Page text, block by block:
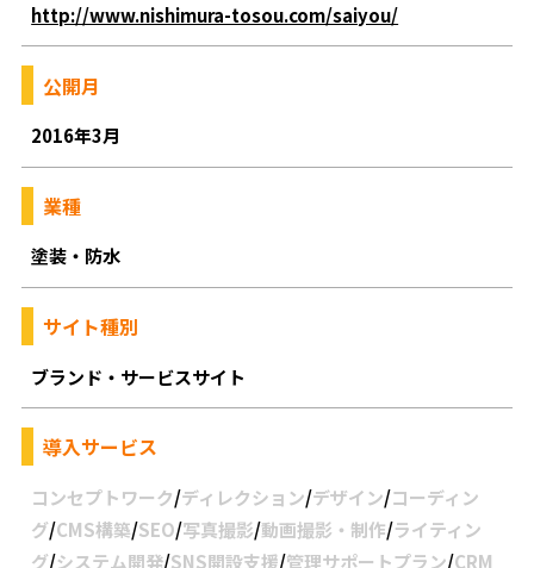
http://www.nishimura-tosou.com/saiyou/
公開月
2016年3月
業種
塗装・防水
サイト種別
ブランド・サービスサイト
導入サービス
コンセプトワーク/ディレクション/デザイン/コーディン
グ/CMS構築/SEO/写真撮影/動画撮影・制作/ライティン
グ/システム開発/SNS開設支援/管理サポートプラン/CRM